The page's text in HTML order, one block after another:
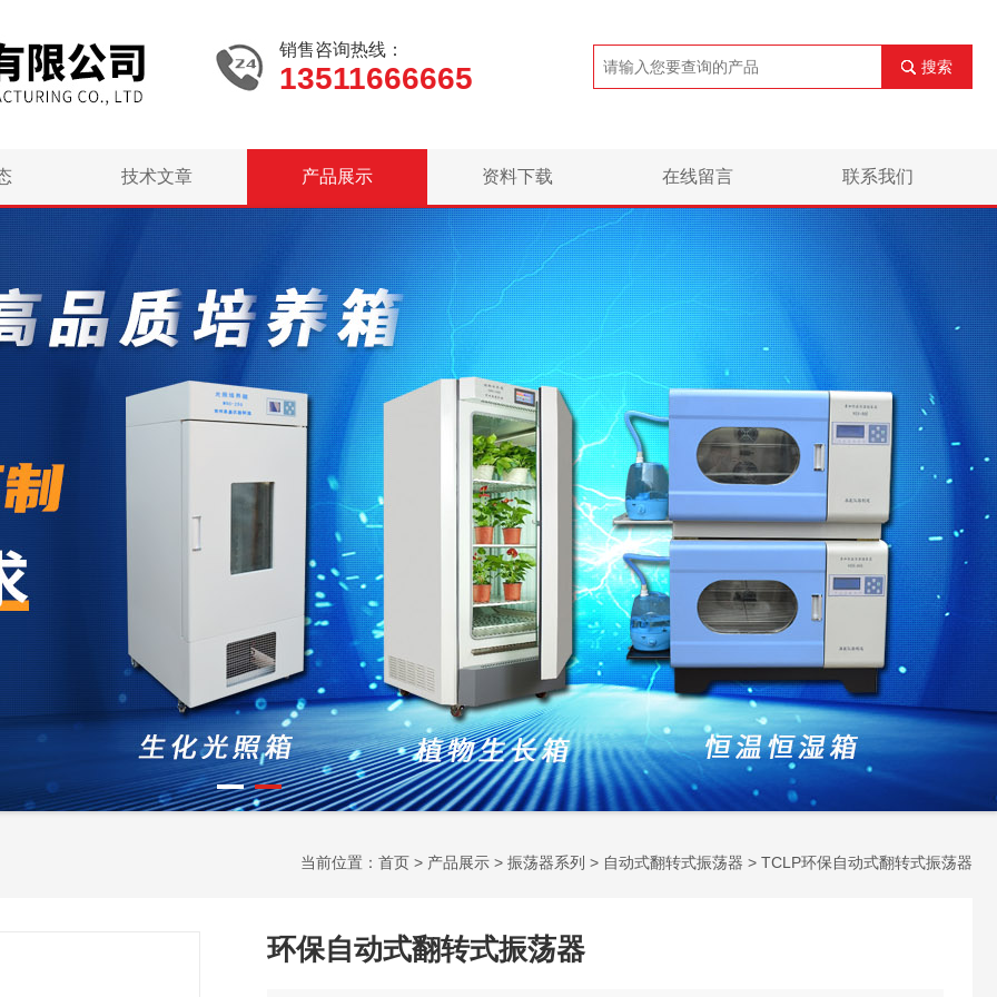
销售咨询热线：
13511666665 搜索
技术文章 产品展示 资料下载 在线留言 联系我们
当前位置： 首页 > 产品展示 > 振荡器系列 > 自动式翻转式振荡器 > TCLP环保自动式翻转式振荡器
环保自动式翻转式振荡器